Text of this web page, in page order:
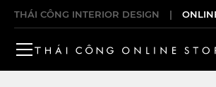
THÁI CÔNG INTERIOR DESIGN |